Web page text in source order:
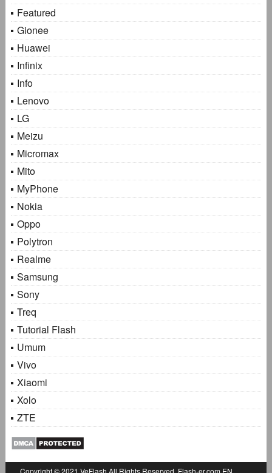
Featured
Gionee
Huawei
Infinix
Info
Lenovo
LG
Meizu
Micromax
Mito
MyPhone
Nokia
Oppo
Polytron
Realme
Samsung
Sony
Treq
Tutorial Flash
Umum
Vivo
Xiaomi
Xolo
ZTE
Copyright © 2021 VeFlash All Rights Reserved. Flash-er.com EN